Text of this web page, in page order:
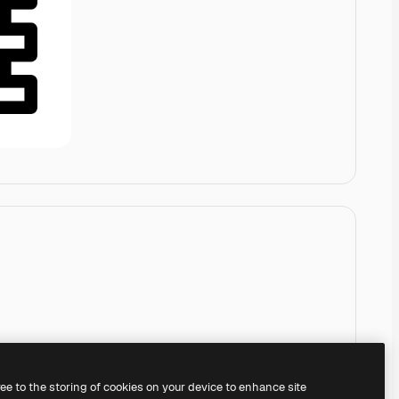
to the storing of cookies on your device to enhance site